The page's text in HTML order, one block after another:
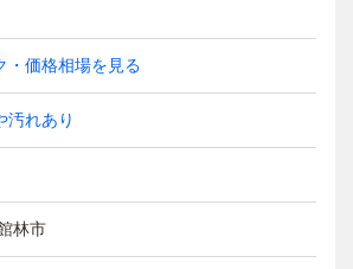
・価格相場を見る
汚れあり
林市